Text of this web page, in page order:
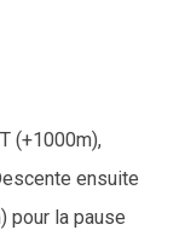
(+1000m),
ensuite
pour la pause